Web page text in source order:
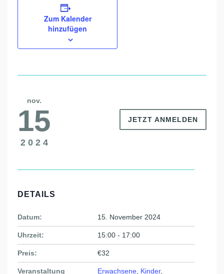
Zum Kalender
hinzufügen
nov.
15
2024
JETZT ANMELDEN
DETAILS
Datum: 15. November 2024
Uhrzeit: 15:00 - 17:00
Preis: €32
Veranstaltung
Erwachsene Kinder,